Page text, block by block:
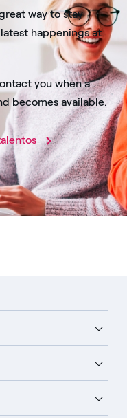
way to stay
happenings at
you when a
becomes available.